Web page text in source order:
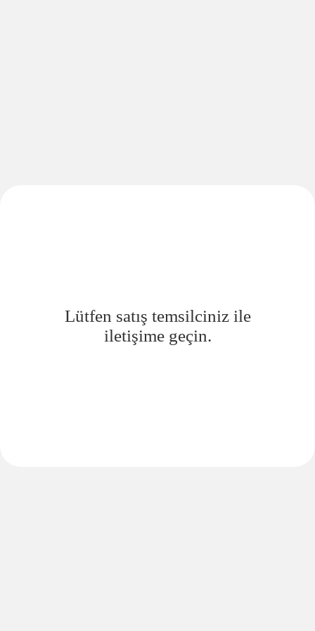
Lütfen satış temsilciniz ile
iletişime geçin.